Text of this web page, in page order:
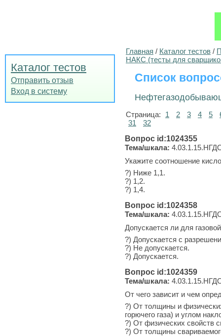
Каталог тестов
Отправить отзыв
Вход в систему
Главная / Каталог тестов /
НАКС (тесты для
Список
Страница: 1 2 3 4 5
31
32
Вопрос id:1024355
Тема/шкала:
Укажите соотношение
?) Ниже 1,1.
?) 1,2.
?) 1,4.
Вопрос id:1024358
Тема/шкала:
Допускается ли для
?) Допускается с
?) Не допускается.
?) Допускается.
Вопрос id:1024359
Тема/шкала:
От чего зависит и чем
?) От толщины и
горючего газа) и углом
?) От физических свойств
?) От толщины